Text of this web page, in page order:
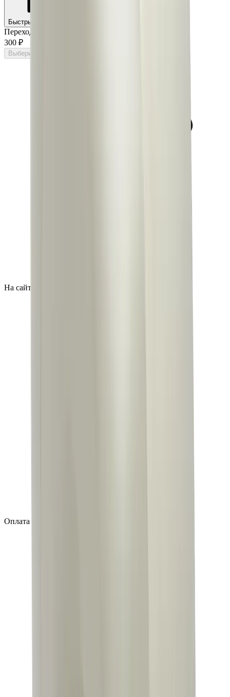
Быстрый заказ
Переходник с 1" на 1/4" F-1 (P-88M14F фитинг)
300 ₽
Выберите вариант
На сайте актуальные цены
Оплата заказа после подтверждения